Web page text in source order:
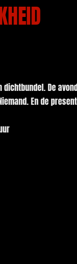
De
En de